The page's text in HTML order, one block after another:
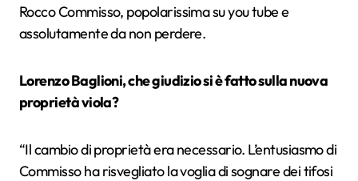
Rocco Commisso, popolarissima su you tube e
assolutamente da non perdere.
Lorenzo Baglioni, che giudizio si è fatto sulla nuova
proprietà viola?
“Il cambio di proprietà era necessario. L’entusiasmo di
Commisso ha risvegliato la voglia di sognare dei tifosi